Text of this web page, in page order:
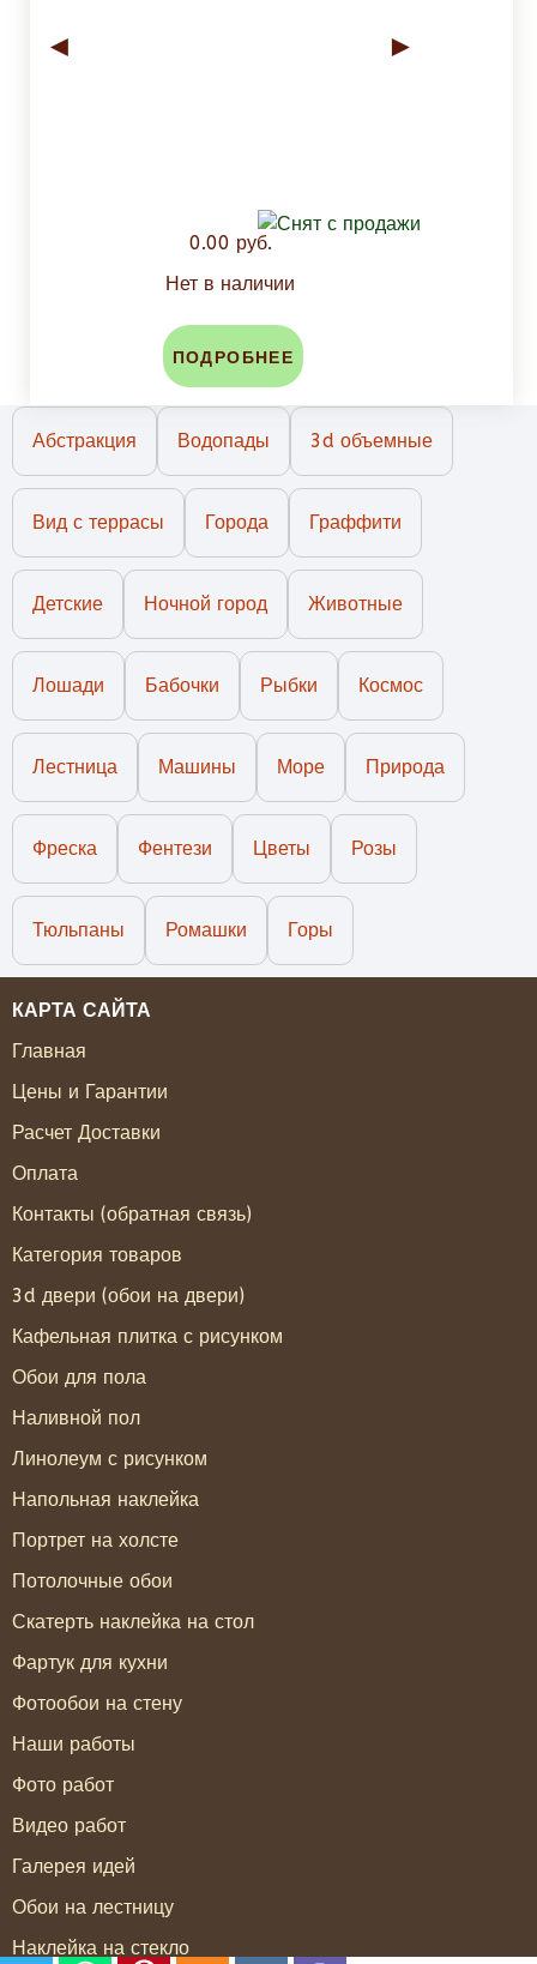
◄ ►
0.00 руб.
Нет в наличии
ПОДРОБНЕЕ
Абстракция Водопады 3d объемные
Вид с террасы Города Граффити
Детские Ночной город Животные
Лошади Бабочки Рыбки Космос
Лестница Машины Море Природа
Фреска Фентези Цветы Розы
Тюльпаны Ромашки Горы
КАРТА САЙТА
Главная
Цены и Гарантии
Расчет Доставки
Оплата
Контакты (обратная связь)
Категория товаров
3d двери (обои на двери)
Кафельная плитка с рисунком
Обои для пола
Наливной пол
Линолеум с рисунком
Напольная наклейка
Портрет на холсте
Потолочные обои
Скатерть наклейка на стол
Фартук для кухни
Фотообои на стену
Наши работы
Фото работ
Видео работ
Галерея идей
Обои на лестницу
Наклейка на стекло